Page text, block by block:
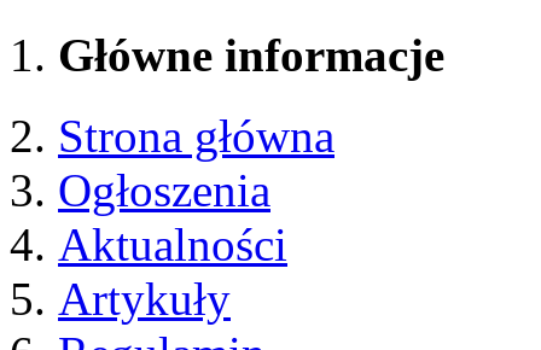
Główne informacje
Strona główna
Ogłoszenia
Aktualności
Artykuły